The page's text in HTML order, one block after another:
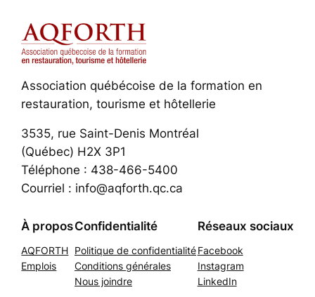
Association québécoise de la formation en
restauration, tourisme et hôtellerie
3535, rue Saint-Denis Montréal
(Québec) H2X 3P1
Téléphone : 438-466-5400
Courriel : info@aqforth.qc.ca
À propos
AQFORTH
Emplois
Confidentialité
Politique de confidentialité
Conditions générales
Nous joindre
Réseaux sociaux
Facebook
Instagram
LinkedIn